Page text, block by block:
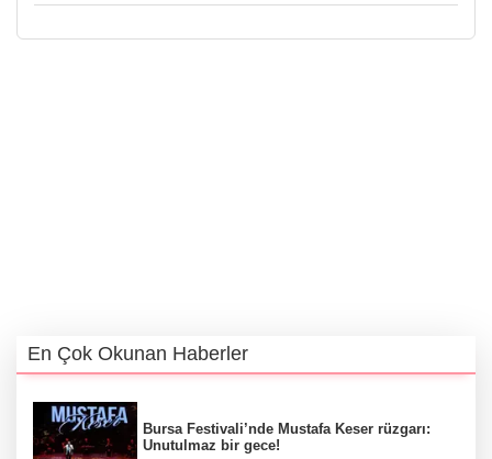
En Çok Okunan Haberler
Bursa Festivali’nde Mustafa Keser rüzgarı:
Unutulmaz bir gece!